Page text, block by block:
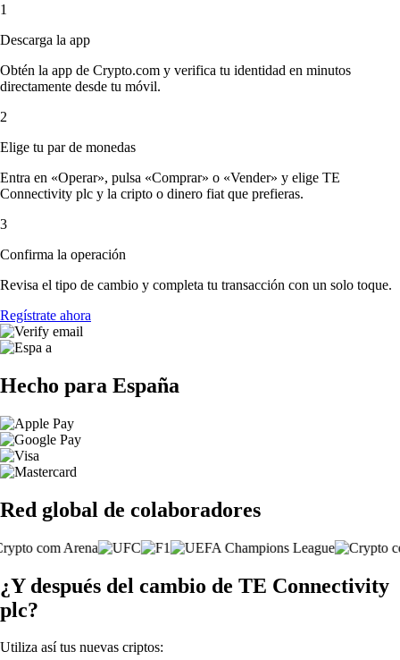
1
Descarga la app
Obtén la app de Crypto.com y verifica tu identidad en minutos
directamente desde tu móvil.
2
Elige tu par de monedas
Entra en «Operar», pulsa «Comprar» o «Vender» y elige TE
Connectivity plc y la cripto o dinero fiat que prefieras.
3
Confirma la operación
Revisa el tipo de cambio y completa tu transacción con un solo toque.
Regístrate ahora
Hecho para España
Red global de colaboradores
¿Y después del cambio de TE Connectivity
plc?
Utiliza así tus nuevas criptos: